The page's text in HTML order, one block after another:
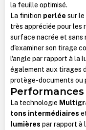
la feuille optimisé.
La finition perlée sur le
très appréciée pour les
surface nacrée et sans
d'examiner son tirage
l'angle par rapport à la
également aux tirages
protège-documents ou
La technologie
tons intermédiaires
lumières par rapport à